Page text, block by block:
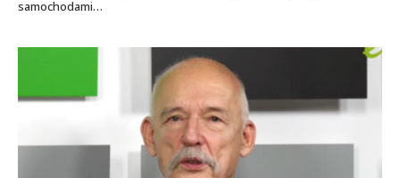
samochodami…